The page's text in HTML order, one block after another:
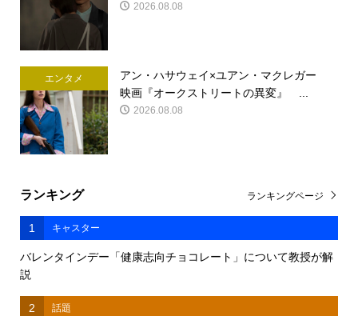
2026.08.08
エンタメ
アン・ハサウェイ×ユアン・マクレガー
映画『オークストリートの異変』 ...
2026.08.08
ランキング
1 キャスター
バレンタインデー「健康志向チョコレート」について教授が解
説
2 話題
ランキングページ